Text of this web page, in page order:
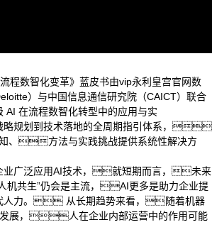
蓝皮书
Process
程边界、激活数据价值，助力
跃升，在数智浪潮中锚定进化方
程数智化变革》蓝皮书由vip永利皇宫官网数
）与中国信息通信研究院（CAICT）联合
在流程数智化转型中的应用与实
规划到技术落地的全周期指引体系，
、方法与实践挑战提供系统性解决方
业广泛应用AI技术，就短期而言，未来
共生”仍会是主流，AI更多是助力企业提
力。 从长期趋势来看，随着机器
发展，人在企业内部运营中的作用可能